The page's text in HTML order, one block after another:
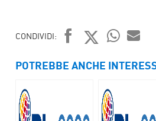
CONDIVIDI:
FACEBOOK
TWITTER
MAIL
POTREBBE ANCHE